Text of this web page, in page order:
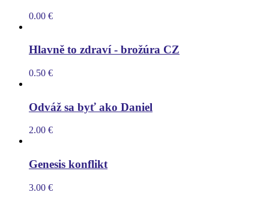
0.00 €
Hlavně to zdraví - brožúra CZ
0.50 €
Odváž sa byť ako Daniel
2.00 €
Genesis konflikt
3.00 €